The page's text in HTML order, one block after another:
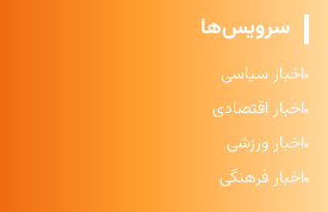
سرویس‌ها
اخبار سیاسی
اخبار اقتصادی
اخبار ورزشی
اخبار فرهنگی